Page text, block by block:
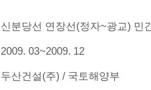
신분당선 연장선(정자~광교) 민
2009. 03~2009. 12
두산건설(주) / 국토해양부